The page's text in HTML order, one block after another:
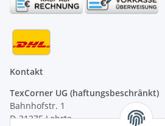
Kontakt
TexCorner UG (haftungsbeschränkt)
Bahnhofstr. 1
D-31275 Lehrte